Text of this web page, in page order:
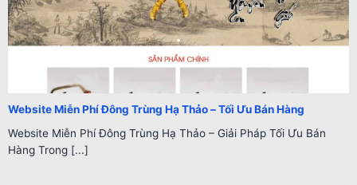
Website Miễn Phí Đông Trùng Hạ Thảo – Tối Ưu Bán Hàng
Website Miễn Phí Đông Trùng Hạ Thảo – Giải Pháp Tối Ưu Bán
Hàng Trong [...]